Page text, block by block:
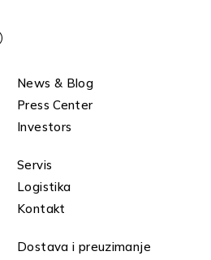
News & Blog
Press Center
Investors
Servis
Logistika
Kontakt
Dostava i preuzimanje